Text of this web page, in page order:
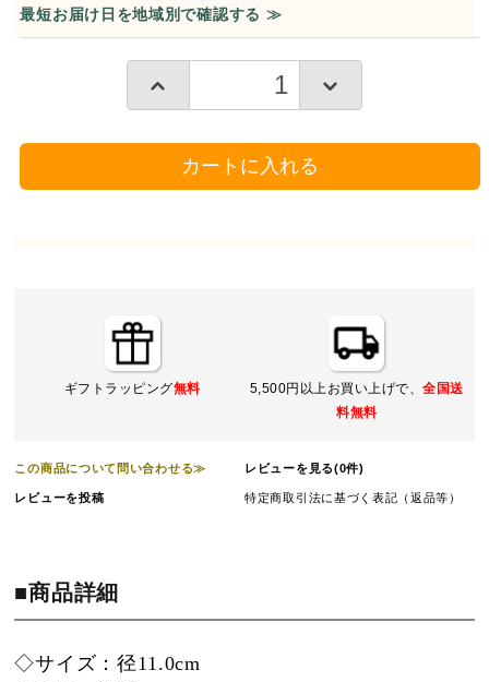
最短お届け日を地域別で確認する ≫
カートに入れる
ギフトラッピング無料 5,500円以上お買い上げで、全国送
料無料
この商品について問い合わせる≫ レビューを見る(0件)
レビューを投稿 特定商取引法に基づく表記（返品等）
■商品詳細
◇サイズ：径11.0cm